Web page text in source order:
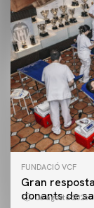
FUNDACIÓ VCF
Gran
donants de
06 agosto 2026